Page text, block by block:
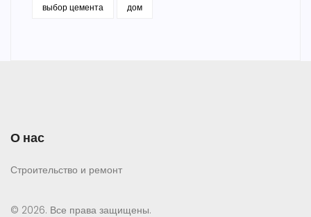
выбор цемента дом
О нас
Строительство и ремонт
© 2026. Все права защищены.